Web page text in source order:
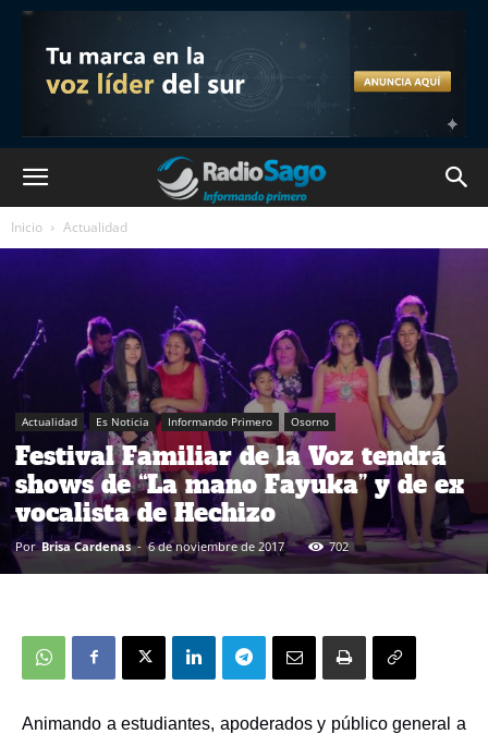
Inicio Actualidad
Actualidad Es Noticia Informando Primero Osorno
Festival Familiar de la Voz tendrá
shows de “La mano Fayuka” y de ex
vocalista de Hechizo
Por Brisa Cardenas - 6 de noviembre de 2017 702
Animando a estudiantes, apoderados y público general a